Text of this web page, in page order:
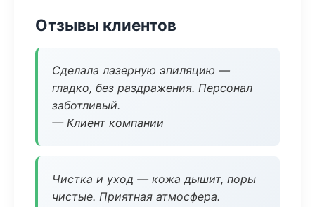
Отзывы клиентов
Сделала лазерную эпиляцию —
гладко, без раздражения. Персонал
заботливый.
— Клиент компании
Чистка и уход — кожа дышит, поры
чистые. Приятная атмосфера.